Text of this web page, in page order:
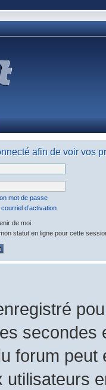
afin de voir vos
mot de passe
d’activation
de moi
statut en ligne pour cette
forum
utilisateurs